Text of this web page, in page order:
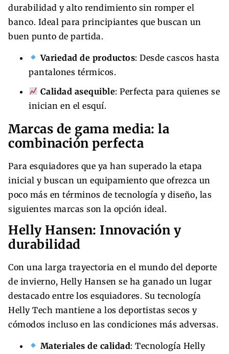
durabilidad y alto rendimiento sin romper el
banco. Ideal para principiantes que buscan un
buen punto de partida.
Variedad de productos: Desde cascos hasta
pantalones térmicos.
Calidad asequible: Perfecta para quienes se
inician en el esquí.
Marcas de gama media: la
combinación perfecta
Para esquiadores que ya han superado la etapa
inicial y buscan un equipamiento que ofrezca un
poco más en términos de tecnología y diseño, las
siguientes marcas son la opción ideal.
Helly Hansen: Innovación y
durabilidad
Con una larga trayectoria en el mundo del deporte
de invierno, Helly Hansen se ha ganado un lugar
destacado entre los esquiadores. Su tecnología
Helly Tech mantiene a los deportistas secos y
cómodos incluso en las condiciones más adversas.
Materiales de calidad: Tecnología Helly